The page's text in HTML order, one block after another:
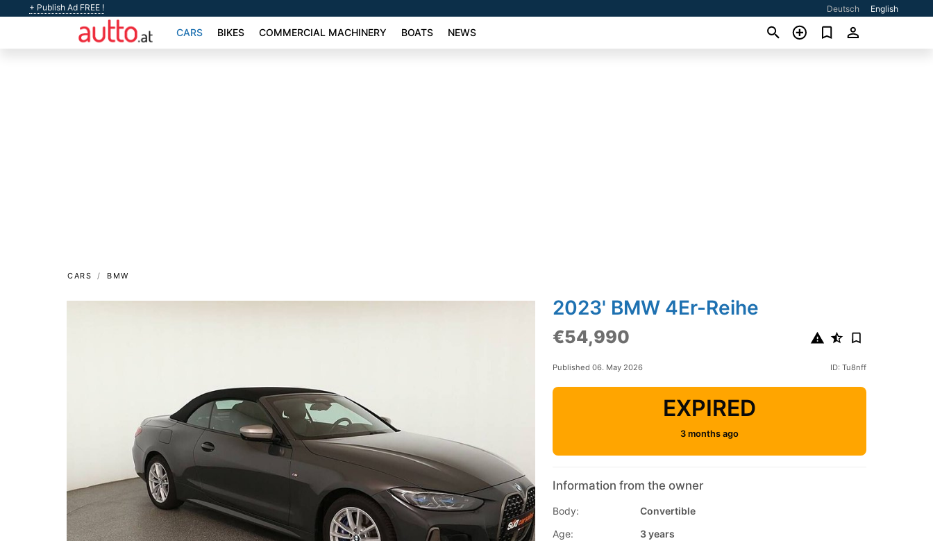
+ Publish Ad FREE ! Deutsch English
CARS BIKES COMMERCIAL MACHINERY BOATS NEWS
CARS BMW
2023' BMW 4Er-Reihe
€54,990
Published 06. May 2026 ID: Tu8nff
EXPIRED
3 months ago
Information from the owner
Body:
Convertible
Age:
3 years